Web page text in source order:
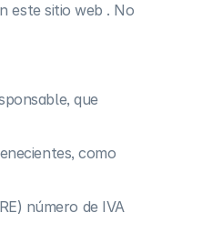
este sitio web . No
que
como
número de IVA